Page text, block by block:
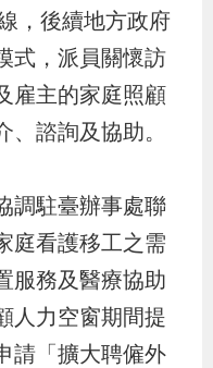
，後續地方政府
式，派員關懷訪
雇主的家庭照顧
諮詢及協助。
駐臺辦事處聯
庭看護移工之需
服務及醫療協助
人力空窗期間提
請「擴大聘僱外